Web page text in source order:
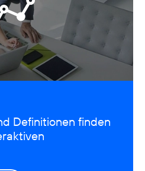
Definitionen finden